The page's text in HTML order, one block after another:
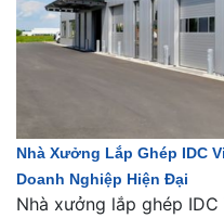
Nhà Xưởng Lắp Ghép IDC
Doanh Nghiệp Hiện Đại
Nhà xưởng lắp ghép